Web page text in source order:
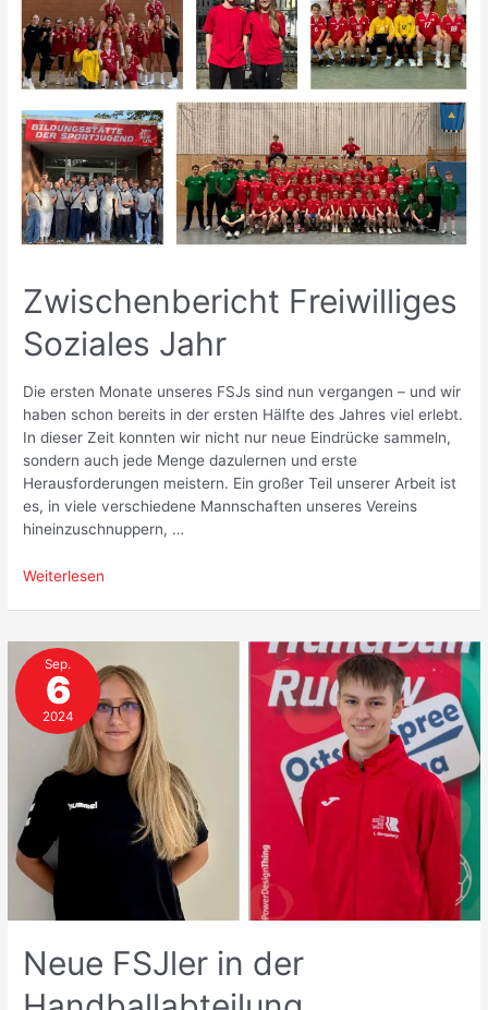
Zwischenbericht Freiwilliges
Soziales Jahr
Die ersten Monate unseres FSJs sind nun vergangen – und wir
haben schon bereits in der ersten Hälfte des Jahres viel erlebt.
In dieser Zeit konnten wir nicht nur neue Eindrücke sammeln,
sondern auch jede Menge dazulernen und erste
Herausforderungen meistern. Ein großer Teil unserer Arbeit ist
es, in viele verschiedene Mannschaften unseres Vereins
hineinzuschnuppern, …
Zwischenbericht
Jahr
Weiterlesen
Sep.
6
2024
Neue FSJler in der